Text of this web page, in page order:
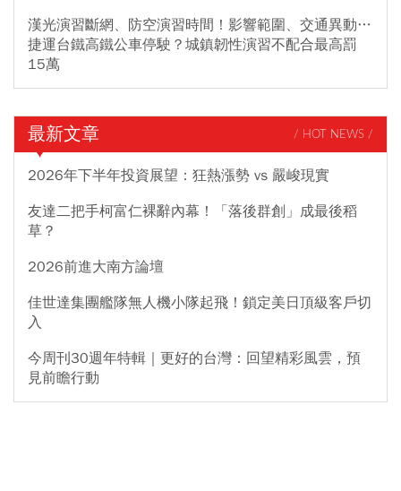
漢光演習斷網、防空演習時間！影響範圍、交通異動…
捷運台鐵高鐵公車停駛？城鎮韌性演習不配合最高罰
15萬
最新文章 / HOT NEWS /
2026年下半年投資展望：狂熱漲勢 vs 嚴峻現實
友達二把手柯富仁裸辭內幕！「落後群創」成最後稻
草？
2026前進大南方論壇
佳世達集團艦隊無人機小隊起飛！鎖定美日頂級客戶切
入
今周刊30週年特輯｜更好的台灣：回望精彩風雲，預
見前瞻行動